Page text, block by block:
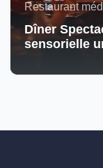
Restaurant
Dîner
sensorielle